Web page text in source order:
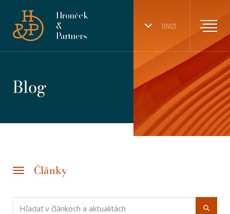
DIVIZE
Hronček
&
Partners
Blog
Články